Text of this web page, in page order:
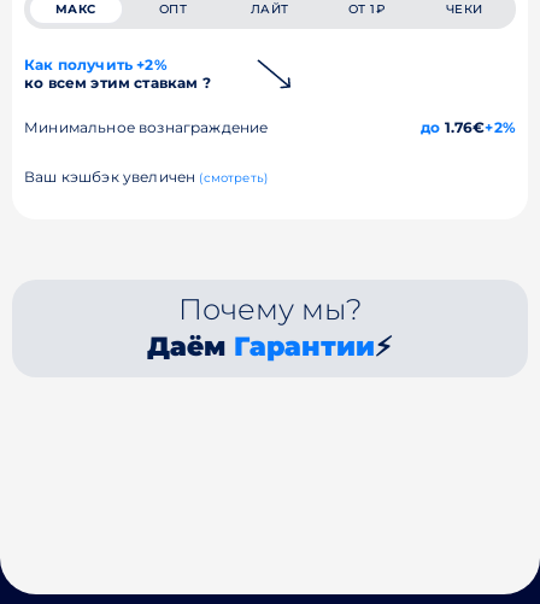
МАКС ОПТ ЛАЙТ ОТ 1₽ ЧЕКИ
Как получить +2%
ко всем этим ставкам ?
Минимальное вознаграждение до 1.76€+2%
Ваш кэшбэк увеличен (смотреть)
Почему мы?
Даём Гарантии⚡